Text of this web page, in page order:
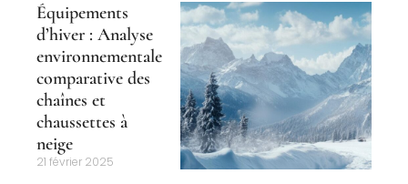
Équipements
d’hiver : Analyse
environnementale
comparative des
chaînes et
chaussettes à
neige
21 février 2025